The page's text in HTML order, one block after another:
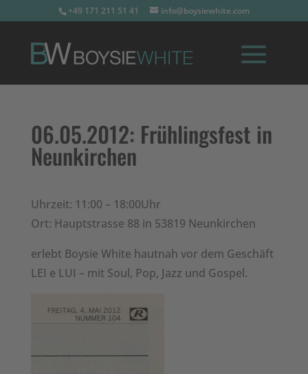
+49 171 211 51 41 info@boysiewhite.com
06.05.2012: Frühlingsfest in
Neunkirchen
Uhrzeit: 11:00 – 18:00Uhr
Ort: Hauptstrasse 88 in 53819 Neunkirchen
erlebt Boysie White hautnah vor dem Geschäft
LEI e LUI – mit Soul, Pop, Jazz und Gospel.